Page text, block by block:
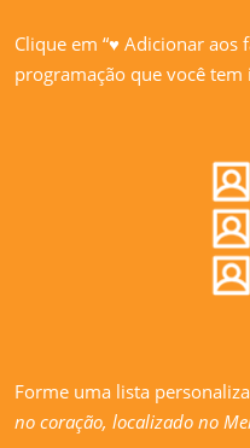
Clique em “♥ Adicionar aos
programação que você tem
Forme uma lista
no coração, localizado no